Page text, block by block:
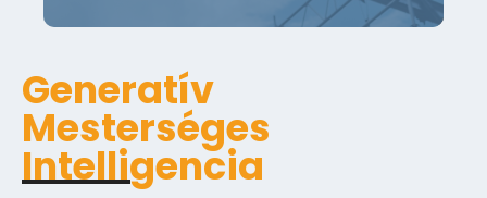
Generatív
Mesterséges
Intelligencia